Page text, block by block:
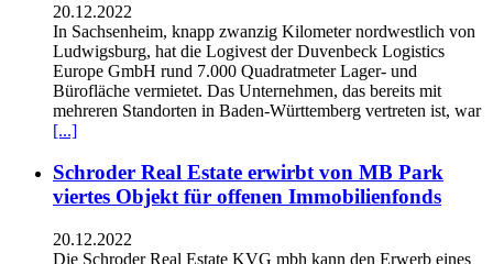
20.12.2022
In Sachsenheim, knapp zwanzig Kilometer nordwestlich von
Ludwigsburg, hat die Logivest der Duvenbeck Logistics
Europe GmbH rund 7.000 Quadratmeter Lager- und
Bürofläche vermietet. Das Unternehmen, das bereits mit
mehreren Standorten in Baden-Württemberg vertreten ist, war
[...]
Schroder Real Estate erwirbt von MB Park
viertes Objekt für offenen Immobilienfonds
20.12.2022
Die Schroder Real Estate KVG mbh kann den Erwerb eines